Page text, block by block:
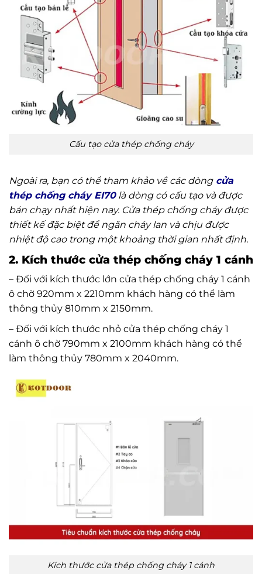
Cấu tạo cửa thép chống cháy
Ngoài ra, bạn có thể tham khảo về các dòngcửa
thép chống cháy EI70là dòng có cấu tạo và được
bán chạy nhất hiện nay. Cửa thép chống cháy được
thiết kế đặc biệt để ngăn cháy lan và chịu được
nhiệt độ cao trong một khoảng thời gian nhất định.
2. Kích thước cửa thép chống cháy 1 cánh
– Đối với kích thước lớn cửa thép chống cháy 1 cánh
ô chờ 920mm x 2210mm khách hàng có thể làm
thông thủy 810mm x 2150mm.
– Đối với kích thước nhỏ cửa thép chống cháy 1
cánh ô chờ 790mm x 2100mm khách hàng có thể
làm thông thủy 780mm x 2040mm.
Kích thước cửa thép chống cháy 1 cánh